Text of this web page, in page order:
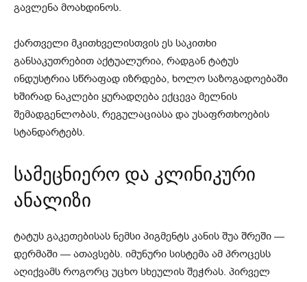
გავლენა მოახდინოს.
ქართველი მკითხველისთვის ეს საკითხი
განსაკუთრებით აქტუალურია, რადგან ტატუს
ინდუსტრია სწრაფად იზრდება, ხოლო საზოგადოებაში
ხშირად ნაკლები ყურადღება ექცევა მელნის
შემადგენლობას, რეგულაციასა და უსაფრთხოების
სტანდარტებს.
სამეცნიერო და კლინიკური
ანალიზი
ტატუს გაკეთებისას ნემსი პიგმენტს კანის შუა შრეში —
დერმაში — ათავსებს. იმუნური სისტემა ამ პროცესს
აღიქვამს როგორც უცხო სხეულის შეჭრას. პირველ